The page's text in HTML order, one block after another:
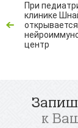
При
клинике
открывается
центр
к